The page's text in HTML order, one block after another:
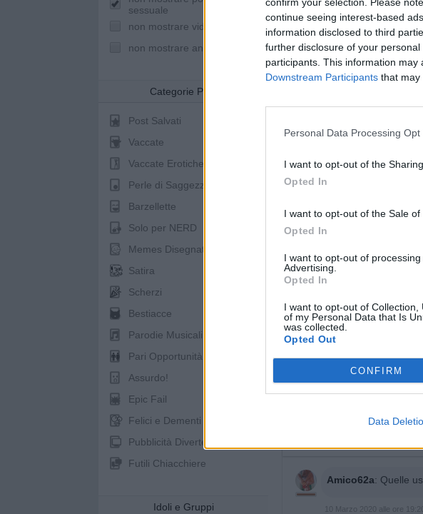
continue seeing interest-based
information disclosed to third
further disclosure of your
participants. This information
Downstream Participants that may
Personal Data Processing Opt
I want to opt-out of the
Opted In
I want to opt-out of the Sale of
Opted In
I want to opt-out of
Advertising.
Opted In
I want to opt-out of
of my Personal Data that Is
was collected.
Opted Out
CONFIRM
Data
sessuale
non mostrare video youtube
non mostrare animazioni
Categorie Post
Post Salvati
Vaccate
Vaccate Erotiche
Perle di Saggezza
Barzellette
Solo per NERD
Memes Disegnati
Satira
Scherzi
Bestiacce
Parodie Musicali
Pari Opportunità
Assurdo!
Epic Fail
Felici e Dementi
Pubblicità Divertenti
Futili Chiacchiere
Idoli e Gruppi
Amico62a: Quelle
10 Marzo 2020 alle ore 19:20